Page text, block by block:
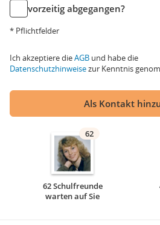
vorzeitig abgegangen?
* Pflichtfelder
Ich akzeptiere dieAGB und habe die
Datenschutzhinweisezur Kenntnis
Als Kontakt
62
62 Schulfreunde
warten auf Sie